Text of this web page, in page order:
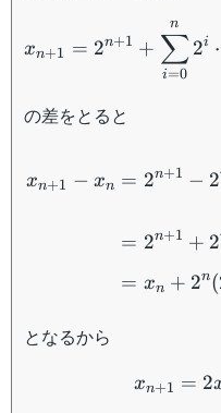
xn+1 = 2n+1 +
i=0
∑
n
2i ⋅
の差をとると
xn+1 − xn = 2n+1 − 2
= 2n+1 + 2
= xn + 2n(
となるから
xn+1 = 2